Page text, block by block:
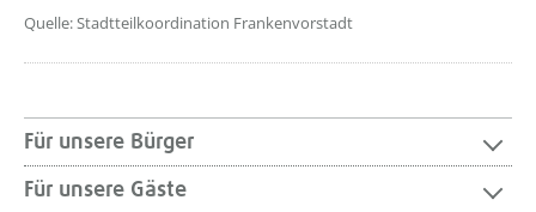
Quelle: Stadtteilkoordination Frankenvorstadt
Für unsere Bürger
Für unsere Gäste